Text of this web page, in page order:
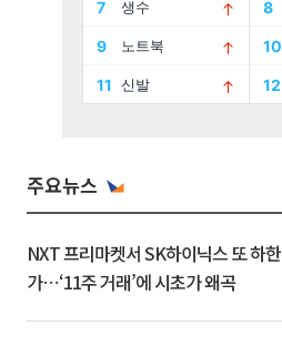
주요뉴스
NXT 프리마켓서 SK하이닉스 또 하한
가⋯‘11주 거래’에 시초가 왜곡